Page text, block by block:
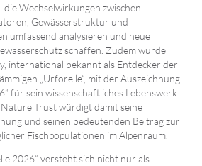
Wechselwirkungen zwischen
Gewässerstruktur und
umfassend analysieren und neue
schaffen. Zudem wurde
international bekannt als Entdecker der
„Urforelle“, mit der Auszeichnung
für sein wissenschaftliches Lebenswerk
Trust würdigt damit seine
und seinen bedeutenden Beitrag zur
Fischpopulationen im Alpenraum.
2026“ versteht sich nicht nur als